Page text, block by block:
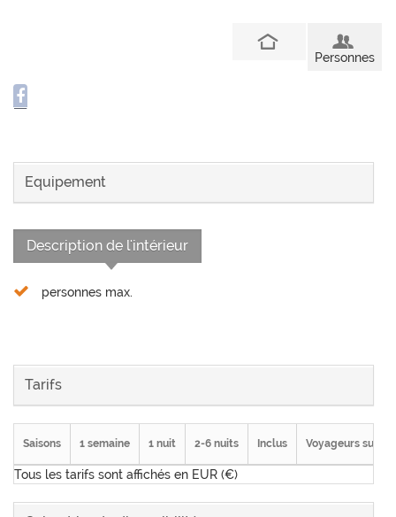
Personnes
Equipement
Description de l'intérieur
personnes max.
Tarifs
Saisons 1 semaine 1 nuit 2-6 nuits Inclus Voyageurs
Tous les tarifs sont affichés en EUR (€)